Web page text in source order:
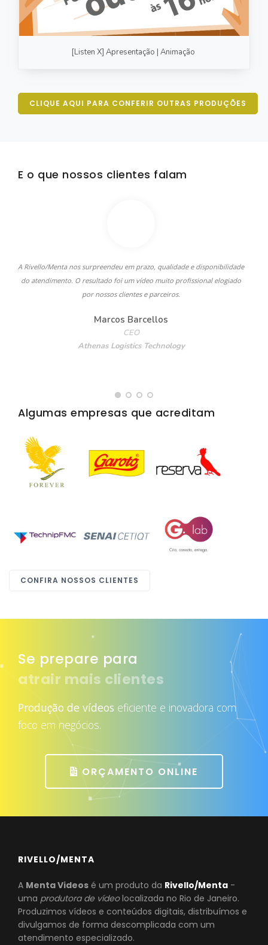
[Listen X] Apresentação | Animação
CLIQUE AQUI PARA CONFERIR OUTRAS PRODUÇÕES
E o que nossos clientes falam
A Rivello/Menta nos surpreendeu em prazo, qualidade e disponibilidade
do atendimento. O resultado foi um vídeo muito profissional elogiado
por nossos clientes e parceiros.
Marcos Barcellos
CEO
Athenas Logistics Technology
Algumas empresas que acreditam
CONFIRA NOSSOS CLIENTES
Se prepare para
atrair mais clientes
Produção de vídeos eficiente e inovadora com
foco em negócios.
ORÇAMENTO ONLINE
RIVELLO/MENTA
A Menta Videos é um produto da Rivello/Menta -
uma produtora de vídeolocalizada no Rio de Janeiro.
Produzimos vídeos e conteúdos digitais, distribuímos e
divulgamos de forma descomplicada com um
atendimento especializado.